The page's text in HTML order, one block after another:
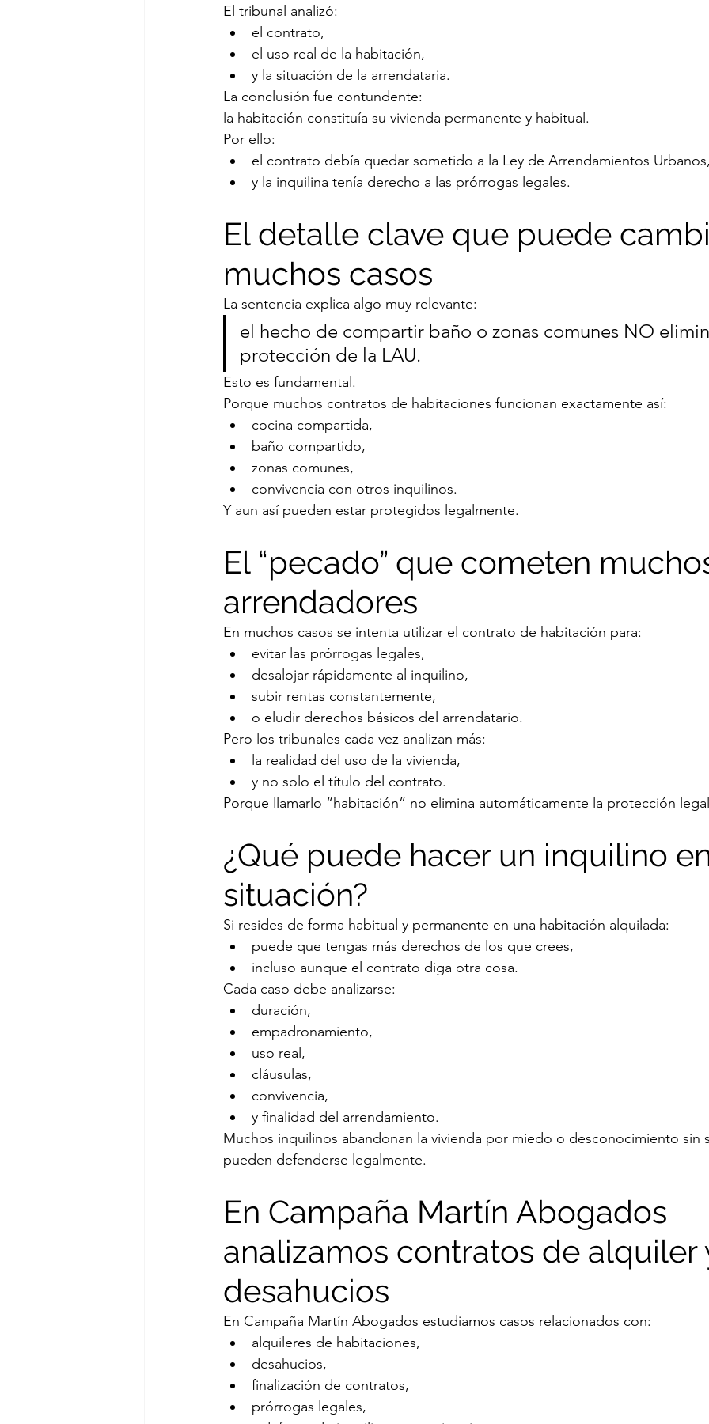
El tribunal analizó:
el contrato,
el uso real de la habitación,
y la situación de la arrendataria.
La conclusión fue contundente:
la habitación constituía su vivienda permanente y habitual.
Por ello:
el contrato debía quedar sometido a la Ley de Arrendamientos Urbanos,
y la inquilina tenía derecho a las prórrogas legales.
El detalle clave que puede
muchos casos
La sentencia explica algo muy relevante:
el hecho de compartir baño o zonas comunes NO
protección de la LAU.
Esto es fundamental.
Porque muchos contratos de habitaciones funcionan exactamente así:
cocina compartida,
baño compartido,
zonas comunes,
convivencia con otros inquilinos.
Y aun así pueden estar protegidos legalmente.
El “pecado” que cometen
arrendadores
En muchos casos se intenta utilizar el contrato de habitación para:
evitar las prórrogas legales,
desalojar rápidamente al inquilino,
subir rentas constantemente,
o eludir derechos básicos del arrendatario.
Pero los tribunales cada vez analizan más:
la realidad del uso de la vivienda,
y no solo el título del contrato.
Porque llamarlo “habitación” no elimina automáticamente la protección
¿Qué puede hacer un inquilino
situación?
Si resides de forma habitual y permanente en una habitación alquilada:
puede que tengas más derechos de los que crees,
incluso aunque el contrato diga otra cosa.
Cada caso debe analizarse:
duración,
empadronamiento,
uso real,
cláusulas,
convivencia,
y finalidad del arrendamiento.
Muchos inquilinos abandonan la vivienda por miedo o desconocimiento sin
pueden defenderse legalmente.
En Campaña Martín Abogados
analizamos contratos de alquiler
desahucios
En Campaña Martín Abogados estudiamos casos relacionados con:
alquileres de habitaciones,
desahucios,
finalización de contratos,
prórrogas legales,